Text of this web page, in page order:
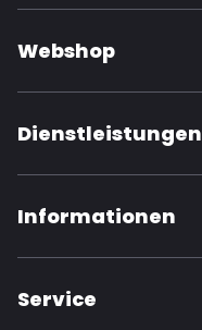
Webshop
Dienstleistungen
Informationen
Service